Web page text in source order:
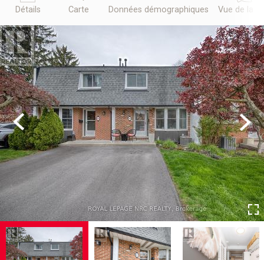
Détails Carte Données démographiques Vue de la
Previous Next